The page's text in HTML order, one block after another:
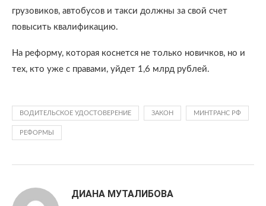
грузовиков, автобусов и такси должны за свой счет
повысить квалификацию.
На реформу, которая коснется не только новичков, но и
тех, кто уже с правами, уйдет 1,6 млрд рублей.
ВОДИТЕЛЬСКОЕ УДОСТОВЕРЕНИЕ ЗАКОН МИНТРАНС РФ
РЕФОРМЫ
ДИАНА МУТАЛИБОВА